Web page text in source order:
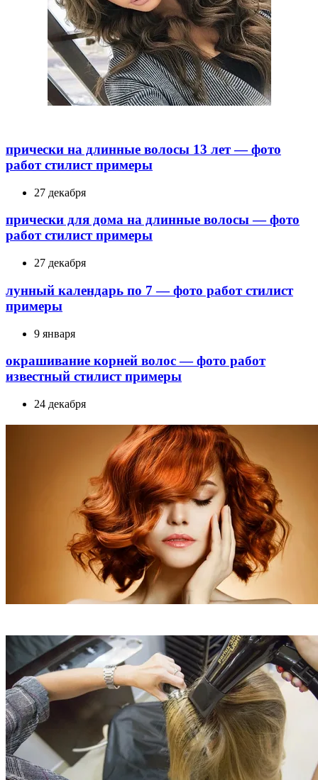
прически на длинные волосы 13 лет — фото
работ стилист примеры
27 декабря
прически для дома на длинные волосы — фото
работ стилист примеры
27 декабря
лунный календарь по 7 — фото работ стилист
примеры
9 января
окрашивание корней волос — фото работ
известный стилист примеры
24 декабря